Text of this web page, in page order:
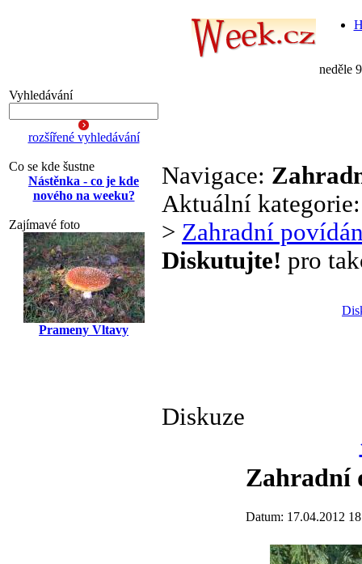
neděle
Vyhledávání
rozšířené vyhledávání
Co se kde šustne
Nástěnka - co je kde
nového na weeku?
Zajímavé foto
Prameny Vltavy
Navigace:
Aktuální
> Zahradní
Diskutujte! pro
Diskuze
Zahradní
Datum: 17.04.2012